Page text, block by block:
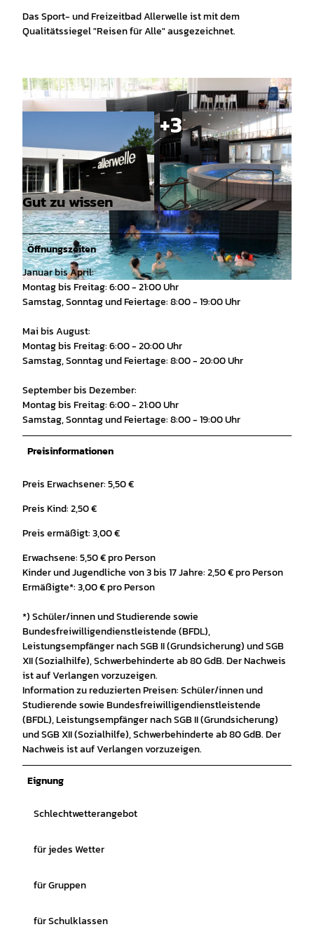
Das Sport- und Freizeitbad Allerwelle ist mit dem
Qualitätssiegel "Reisen für Alle" ausgezeichnet.
© Allerwelle |CC-BY
© Allerwelle |CC-BY © Allerwelle |
Gut zu wissen
Öffnungszeiten
Januar bis April:
Montag bis Freitag: 6:00 - 21:00 Uhr
Samstag, Sonntag und Feiertage: 8:00 - 19:00 Uhr
Mai bis August:
Montag bis Freitag: 6:00 - 20:00 Uhr
Samstag, Sonntag und Feiertage: 8:00 - 20:00 Uhr
September bis Dezember:
Montag bis Freitag: 6:00 - 21:00 Uhr
Samstag, Sonntag und Feiertage: 8:00 - 19:00 Uhr
Preisinformationen
Preis Erwachsener: 5,50 €
Preis Kind: 2,50 €
Preis ermäßigt: 3,00 €
Erwachsene: 5,50 € pro Person
Kinder und Jugendliche von 3 bis 17 Jahre: 2,50 € pro Person
Ermäßigte*: 3,00 € pro Person
*) Schüler/innen und Studierende sowie
Bundesfreiwilligendienstleistende (BFDL),
Leistungsempfänger nach SGB II (Grundsicherung) und SGB
XII (Sozialhilfe), Schwerbehinderte ab 80 GdB. Der Nachweis
ist auf Verlangen vorzuzeigen.
Information zu reduzierten Preisen: Schüler/innen und
Studierende sowie Bundesfreiwilligendienstleistende
(BFDL), Leistungsempfänger nach SGB II (Grundsicherung)
und SGB XII (Sozialhilfe), Schwerbehinderte ab 80 GdB. Der
Nachweis ist auf Verlangen vorzuzeigen.
Eignung
Schlechtwetterangebot
für jedes Wetter
für Gruppen
für Schulklassen